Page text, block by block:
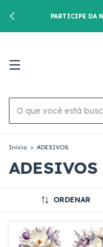
PARTICIPE DA
Início > ADESIVOS
ADESIVOS
ORDENAR